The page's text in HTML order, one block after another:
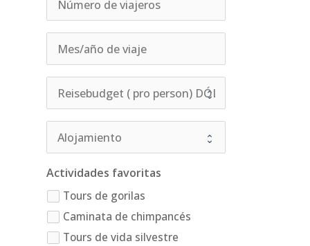
Actividades favoritas
Tours de gorilas
Caminata de chimpancés
Tours de vida silvestre